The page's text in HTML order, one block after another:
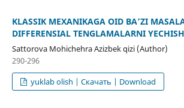
KLASSIK MEXANIKAGA OID BA’ZI
DIFFERENSIAL TENGLAMALARNI YECHISH
Sattorova Mohichehra Azizbek qizi (Author)
290-296
yuklab olish | Скачать | Download